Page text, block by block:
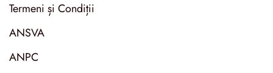
Termeni și Condiții
ANSVA
ANPC